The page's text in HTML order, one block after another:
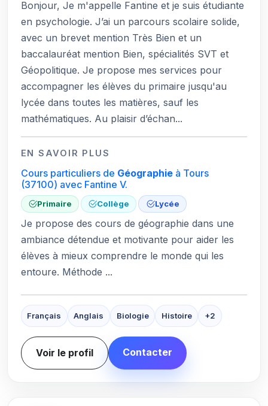
Bonjour, Je m'appelle Fantine et je suis étudiante
en psychologie. J’ai un parcours scolaire solide,
avec un brevet mention Très Bien et un
baccalauréat mention Bien, spécialités SVT et
Géopolitique. Je propose mes services pour
accompagner les élèves du primaire jusqu'au
lycée dans toutes les matières, sauf les
mathématiques. Au plaisir d’échan...
EN SAVOIR PLUS
Cours particuliers de Géographieà Tours
(37100) avec Fantine V.
Primaire Collège Lycée
Je propose des cours de géographie dans une
ambiance détendue et motivante pour aider les
élèves à mieux comprendre le monde qui les
entoure. Méthode ...
Français Anglais Biologie Histoire +2
Voir le profil Contacter